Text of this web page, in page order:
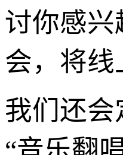
讨你感
会，将
我们还